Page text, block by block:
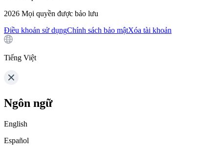
2026 Mọi quyền được bảo lưu
Điều khoản sử dụngChính sách bảo mậtXóa tài khoản
Tiếng Việt
Ngôn ngữ
English
Español